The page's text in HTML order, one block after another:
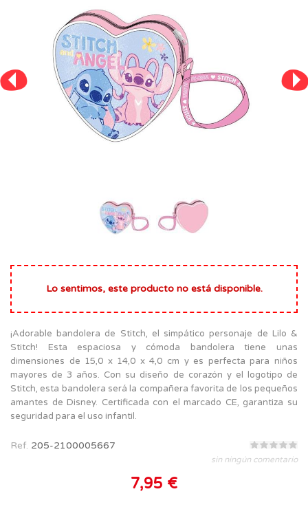
Lo sentimos, este producto no está disponible.
¡Adorable bandolera de Stitch, el simpático personaje de Lilo &
Stitch! Esta espaciosa y cómoda bandolera tiene unas
dimensiones de 15,0 x 14,0 x 4,0 cm y es perfecta para niños
mayores de 3 años. Con su diseño de corazón y el logotipo de
Stitch, esta bandolera será la compañera favorita de los pequeños
amantes de Disney. Certificada con el marcado CE, garantiza su
seguridad para el uso infantil.
Ref. 205-2100005667
sin ningún comentario
7,95 €